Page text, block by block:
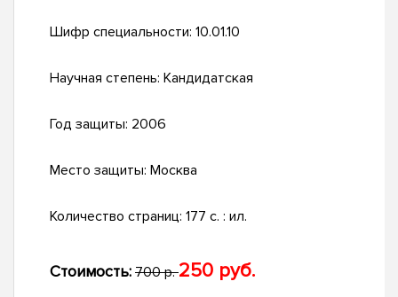
Шифр специальности: 10.01.10
Научная степень: Кандидатская
Год защиты: 2006
Место защиты: Москва
Количество страниц: 177 с. : ил.
Стоимость: 700 р.250 руб.